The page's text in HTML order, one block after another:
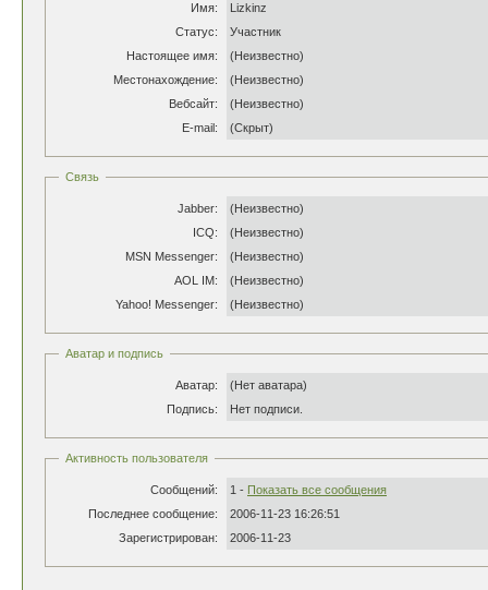
Имя:
Lizkinz
Статус:
Участник
Настоящее имя:
(Неизвестно)
Местонахождение:
(Неизвестно)
Вебсайт:
(Неизвестно)
E-mail:
(Скрыт)
Связь
Jabber:
(Неизвестно)
ICQ:
(Неизвестно)
MSN Messenger:
(Неизвестно)
AOL IM:
(Неизвестно)
Yahoo! Messenger:
(Неизвестно)
Аватар и подпись
Аватар:
(Нет аватара)
Подпись:
Нет подписи.
Активность пользователя
Сообщений: 1 - Показать все сообщения
Последнее сообщение:
2006-11-23 16:26:51
Зарегистрирован:
2006-11-23